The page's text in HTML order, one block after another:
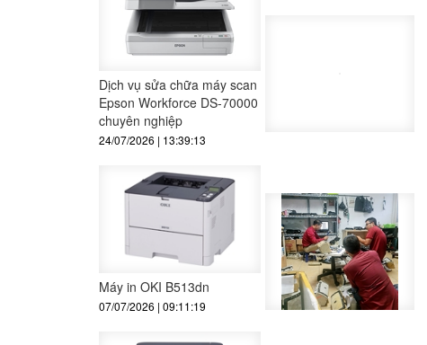
Dịch vụ sửa chữa máy scan
Epson Workforce DS-70000
chuyên nghiệp
24/07/2026 | 13:39:13
Máy in OKI B513dn
07/07/2026 | 09:11:19